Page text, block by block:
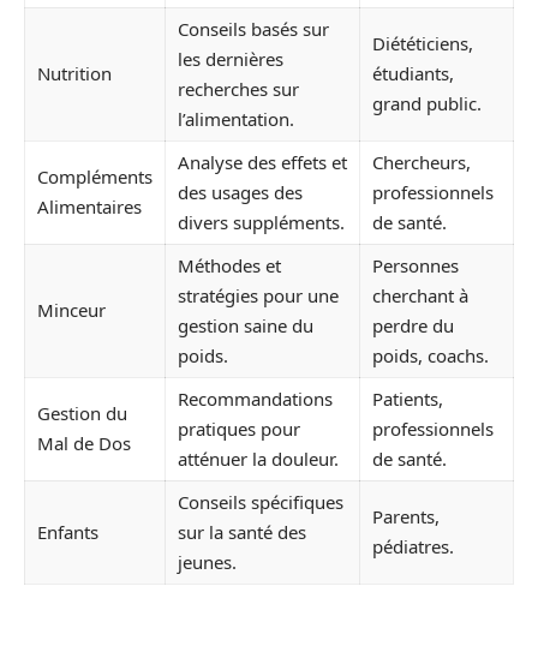
Nutrition
Conseils basés sur
les dernières
recherches sur
l’alimentation.
Diététiciens,
étudiants,
grand public.
Compléments
Alimentaires
Analyse des effets et
des usages des
divers suppléments.
Chercheurs,
professionnels
de santé.
Minceur
Méthodes et
stratégies pour une
gestion saine du
poids.
Personnes
cherchant à
perdre du
poids, coachs.
Gestion du
Mal de Dos
Recommandations
pratiques pour
atténuer la douleur.
Patients,
professionnels
de santé.
Enfants
Conseils spécifiques
sur la santé des
jeunes.
Parents,
pédiatres.